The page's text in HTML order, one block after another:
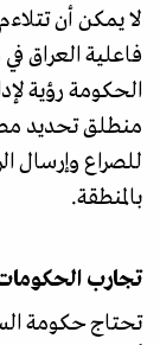
لا يمكن أن
فاعلية العراق
الحكومة رؤية
منطلق تحديد
للصراع وإرسال
بالمنطقة.
تجارب
تحتاج حكومة